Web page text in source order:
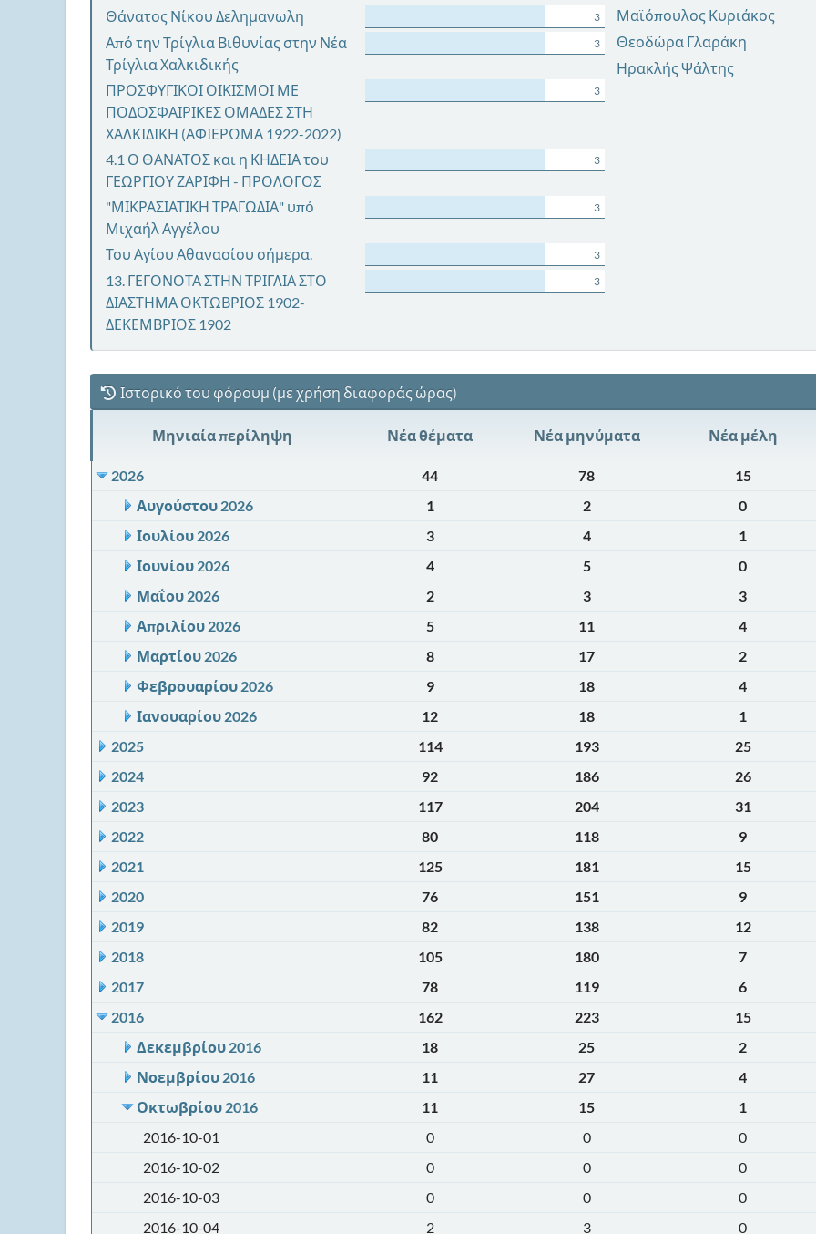
Θάνατος Νίκου Δελημανωλη 3
Από την Τρίγλια Βιθυνίας στην Νέα
Τρίγλια Χαλκιδικής
3
ΠΡΟΣΦΥΓΙΚΟΙ ΟΙΚΙΣΜΟΙ ΜΕ
ΠΟΔΟΣΦΑΙΡΙΚΕΣ ΟΜΑΔΕΣ ΣΤΗ
ΧΑΛΚΙΔΙΚΗ (ΑΦΙΕΡΩΜΑ 1922-2022)
3
4.1 Ο ΘΑΝΑΤΟΣ και η ΚΗΔΕΙΑ του
ΓΕΩΡΓΙΟΥ ΖΑΡΙΦΗ - ΠΡΟΛΟΓΟΣ
3
"ΜΙΚΡΑΣΙΑΤΙΚΗ ΤΡΑΓΩΔΙΑ" υπό
Μιχαήλ Αγγέλου
3
Του Αγίου Αθανασίου σήμερα. 3
13. ΓΕΓΟΝΟΤΑ ΣΤΗΝ ΤΡΙΓΛΙΑ ΣΤΟ
ΔΙΑΣΤΗΜΑ ΟΚΤΩΒΡΙΟΣ 1902-
ΔΕΚΕΜΒΡΙΟΣ 1902
3
Μαϊόπουλος Κυριάκος
Θεοδώρα Γλαράκη
Ηρακλής Ψάλτης
Ιστορικό του φόρουμ (με χρήση διαφοράς ώρας)
Μηνιαία περίληψη Νέα θέματα Νέα μηνύματα Νέα μέλη
2026
44 78 15
Αυγούστου 2026
1 2 0
Ιουλίου 2026
3 4 1
Ιουνίου 2026
4 5 0
Μαΐου 2026
2 3 3
Απριλίου 2026
5 11 4
Μαρτίου 2026
8 17 2
Φεβρουαρίου 2026
9 18 4
Ιανουαρίου 2026
12 18 1
2025
114 193 25
2024
92 186 26
2023
117 204 31
2022
80 118 9
2021
125 181 15
2020
76 151 9
2019
82 138 12
2018
105 180 7
2017
78 119 6
2016
162 223 15
Δεκεμβρίου 2016
18 25 2
Νοεμβρίου 2016
11 27 4
Οκτωβρίου 2016
11 15 1
2016-10-01
0 0 0
2016-10-02
0 0 0
2016-10-03
0 0 0
2016-10-04
2 3 0